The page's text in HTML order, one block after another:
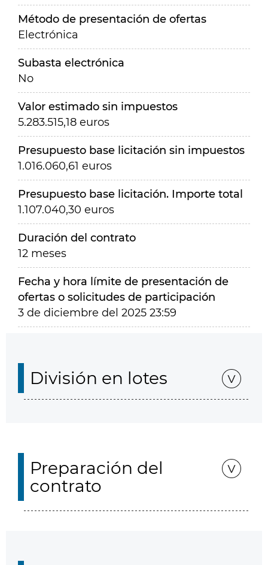
Método de presentación de ofertas
Electrónica
Subasta electrónica
No
Valor estimado sin impuestos
5.283.515,18 euros
Presupuesto base licitación sin impuestos
1.016.060,61 euros
Presupuesto base licitación. Importe total
1.107.040,30 euros
Duración del contrato
12 meses
Fecha y hora límite de presentación de
ofertas o solicitudes de participación
3 de diciembre del 2025 23:59
División en lotes
Preparación del
contrato